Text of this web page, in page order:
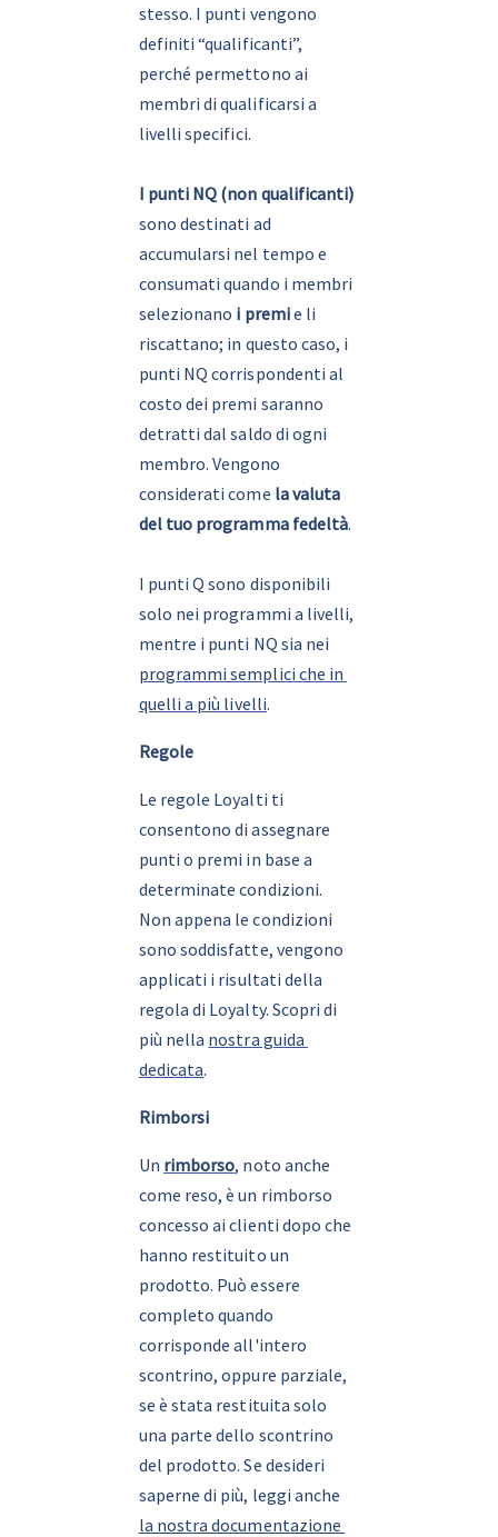
stesso. I punti vengono
definiti “qualificanti”,
perché permettono ai
membri di qualificarsi a
livelli specifici.
I punti NQ (non qualificanti)
sono destinati ad
accumularsi nel tempo e
consumati quando i membri
selezionano i premi e li
riscattano; in questo caso, i
punti NQ corrispondenti al
costo dei premi saranno
detratti dal saldo di ogni
membro. Vengono
considerati come la valuta
del tuo programma fedeltà.
I punti Q sono disponibili
solo nei programmi a livelli,
mentre i punti NQ sia nei
programmi semplici che in
quelli a più livelli.
Regole
Le regole Loyalti ti
consentono di assegnare
punti o premi in base a
determinate condizioni.
Non appena le condizioni
sono soddisfatte, vengono
applicati i risultati della
regola di Loyalty. Scopri di
più nella nostra guida
dedicata.
Rimborsi
Un rimborso, noto anche
come reso, è un rimborso
concesso ai clienti dopo che
hanno restituito un
prodotto. Può essere
completo quando
corrisponde all'intero
scontrino, oppure parziale,
se è stata restituita solo
una parte dello scontrino
del prodotto. Se desideri
saperne di più, leggi anche
la nostra documentazione